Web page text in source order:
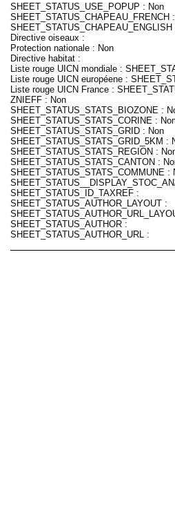
SHEET_STATUS_USE_POPUP : Non
SHEET_STATUS_CHAPEAU_FRENCH :
SHEET_STATUS_CHAPEAU_ENGLISH
Directive oiseaux :
Protection nationale : Non
Directive habitat :
Liste rouge UICN mondiale :
Liste rouge UICN européene :
Liste rouge UICN France :
ZNIEFF : Non
SHEET_STATUS_STATS_BIOZONE :
SHEET_STATUS_STATS_CORINE :
SHEET_STATUS_STATS_GRID : Non
SHEET_STATUS_STATS_GRID_5KM :
SHEET_STATUS_STATS_REGION :
SHEET_STATUS_STATS_CANTON :
SHEET_STATUS_STATS_COMMUNE :
SHEET_STATUS_ID_TAXREF :
SHEET_STATUS_AUTHOR_LAYOUT :
SHEET_STATUS_AUTHOR :
SHEET_STATUS_AUTHOR_URL :